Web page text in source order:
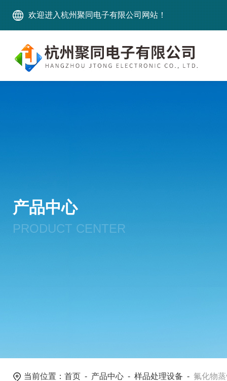
欢迎进入杭州聚同电子有限公司网站！
产品中心
PRODUCT CENTER
当前位置： 首页 - 产品中心 - 样品处理设备 - 氟化物